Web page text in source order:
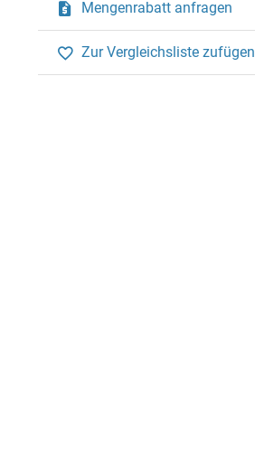
Mengenrabatt anfragen
Zur Vergleichsliste zufügen